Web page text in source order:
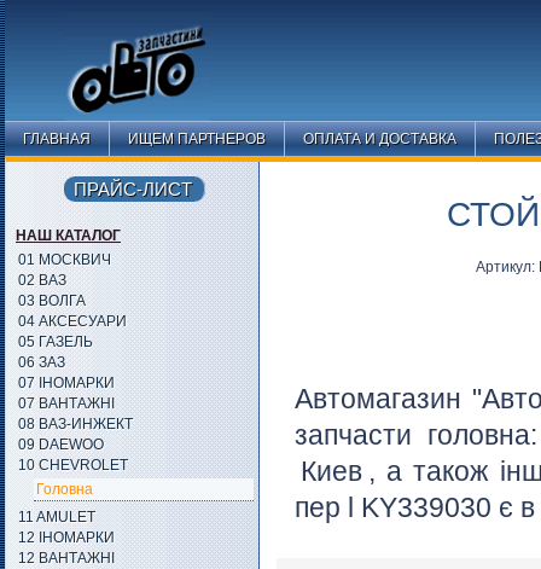
ГЛАВНАЯ ИЩЕМ ПАРТНЕРОВ ОПЛАТА И ДОСТАВКА
Автомагазин
запчасти
Киев , а також
пер l KY339030 є в
ПРАЙС-ЛИСТ
НАШ КАТАЛОГ
01 МОСКВИЧ
02 ВАЗ
03 ВОЛГА
04 АКСЕСУАРИ
05 ГАЗЕЛЬ
06 ЗАЗ
07 ІНОМАРКИ
07 ВАНТАЖНІ
08 ВАЗ-ИНЖЕКТ
09 DAEWOO
10 CHEVROLET
Головна
11 AMULET
12 ІНОМАРКИ
12 ВАНТАЖНІ